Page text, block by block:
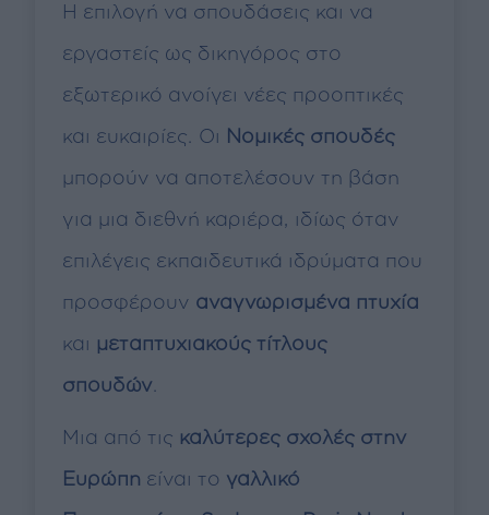
Η επιλογή να σπουδάσεις και να
εργαστείς ως δικηγόρος στο
εξωτερικό ανοίγει νέες προοπτικές
και ευκαιρίες. Οι Νομικές σπουδές
μπορούν να αποτελέσουν τη βάση
για μια διεθνή καριέρα, ιδίως όταν
επιλέγεις εκπαιδευτικά ιδρύματα που
προσφέρουν αναγνωρισμένα πτυχία
και μεταπτυχιακούς τίτλους
σπουδών
Μια από τις καλύτερες σχολές στην
Ευρώπη είναι το γαλλικό